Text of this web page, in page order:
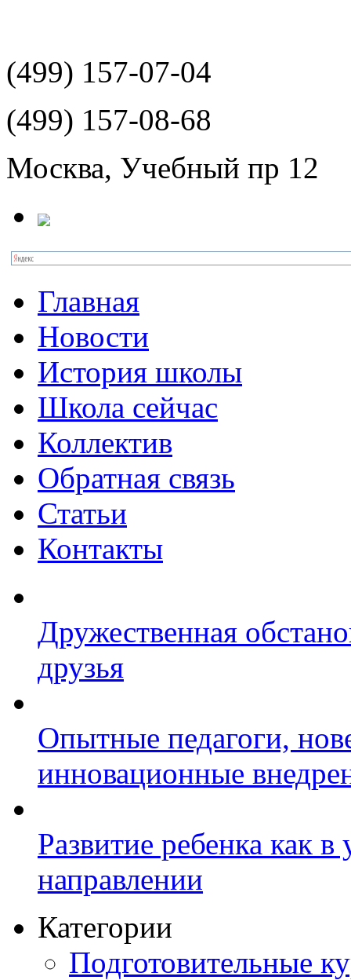
(499) 157-07-04
(499) 157-08-68
Москва, Учебный пр 12
Главная
Новости
История школы
Школа сейчас
Коллектив
Обратная связь
Статьи
Контакты
Дружественная
друзья
Опытные педагоги,
инновационные
Развитие ребенка как
направлении
Категории
Подготовительные